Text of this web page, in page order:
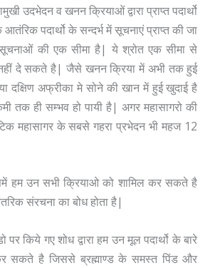
उदभेदन व खनन क्रियाओं द्वारा प्राप्त पदार्थो
आतंरिक पदार्थो के सन्दर्भ में सूचनाएं प्राप्त की जा
की एक सीमा है| ये श्रोत एक सीमा से
दे सकते है| जैसे खनन क्रिया में अभी तक हुई
दक्षिण अफ्रीका मे सोने की खान में हुई खुदाई है
तक ही सम्भव हो पायी है| अगर महासागरो की
महासागर के सबसे गहरा प्रभेदन भी महज 12
हम उन सभी क्रियाओ को शामिल कर सकते है
संरचना का बोध होता है|
पर किये गए शोध द्वारा हम उन मूल पदार्थो के बारे
सकते है जिससे ब्रह्माण्ड के समस्त पिंड और